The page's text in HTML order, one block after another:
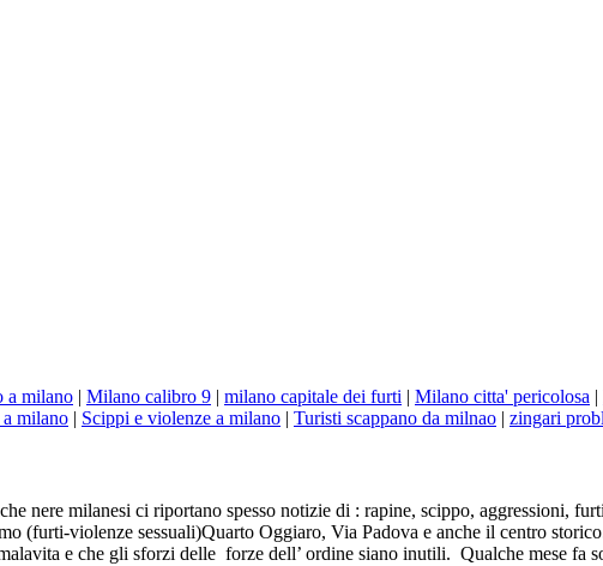
a milano | Milano calibro 9 | milano capitale dei furti | Milano citta' pericolosa |
milano | Scippi e violenze a milano | Turisti scappano da milnao | zingari
nere milanesi ci riportano spesso notizie di : rapine, scippo, aggressioni,
(furti-violenze sessuali)Quarto Oggiaro, Via Padova e anche il centro
e che gli sforzi delle forze dell’ ordine siano inutili. Qualche mese fa